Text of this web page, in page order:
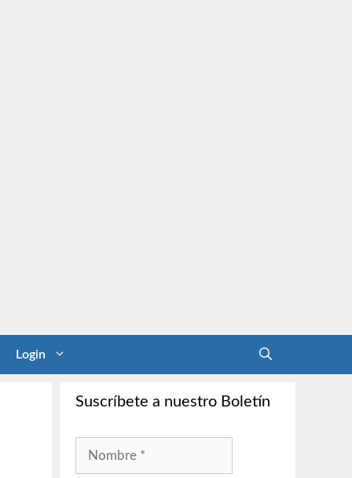
Login
Suscríbete a nuestro Boletín